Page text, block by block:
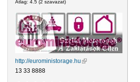
Átlag: 4.5 (2 szavazat)
http://euroministorage.hu (külső hivatkozás)
13 33 8888